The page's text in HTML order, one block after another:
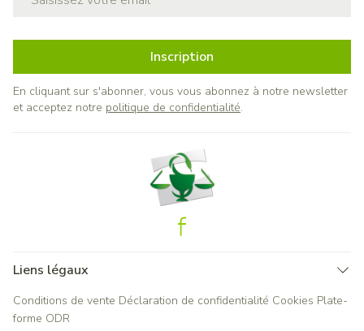
Inscription
En cliquant sur s'abonner, vous vous abonnez à notre newsletter
et acceptez notre politique de confidentialité.
Liens légaux
Conditions de vente Déclaration de confidentialité Cookies Plate-
forme ODR